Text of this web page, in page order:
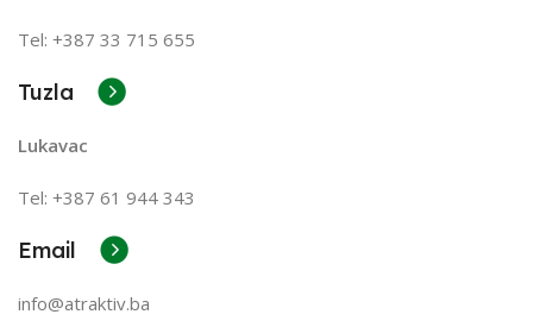
Tel: +387 33 715 655
Tuzla
Lukavac
Tel: +387 61 944 343
Email
info@atraktiv.ba